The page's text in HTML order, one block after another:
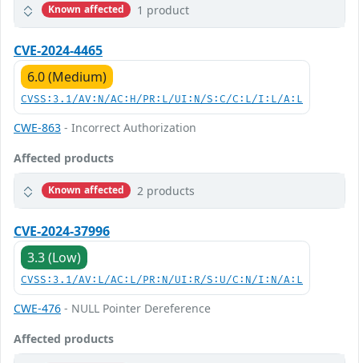
Known affected 1 product
CVE-2024-4465
6.0 (Medium)
CVSS:3.1/AV:N/AC:H/PR:L/UI:N/S:C/C:L/I:L/A:L
CWE-863 - Incorrect Authorization
Affected products
Known affected 2 products
CVE-2024-37996
3.3 (Low)
CVSS:3.1/AV:L/AC:L/PR:N/UI:R/S:U/C:N/I:N/A:L
CWE-476 - NULL Pointer Dereference
Affected products